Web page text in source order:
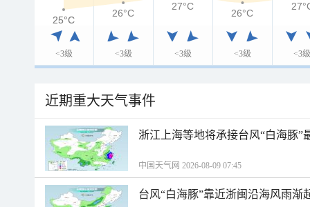
<3级 <3级 <3级 <3级 <3级
25°C
25°C
26°C
27°C
26°C
近期重大天气事件
浙江上海等地将承接台风“白海豚”
中国天气网 2026-08-09 07:45
台风“白海豚”靠近浙闽沿海风雨渐